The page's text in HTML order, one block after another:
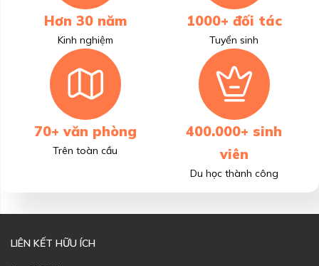
Hơn 30 năm
Kinh nghiệm
1000+ đối tác
Tuyển sinh
70+ văn phòng
Trên toàn cầu
400.000+ sinh
viên
Du học thành công
LIÊN KẾT HỮU ÍCH